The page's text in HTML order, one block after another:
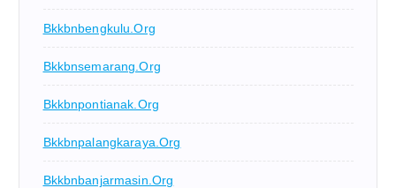
Bkkbnbengkulu.org
Bkkbnsemarang.org
Bkkbnpontianak.org
Bkkbnpalangkaraya.org
Bkkbnbanjarmasin.org